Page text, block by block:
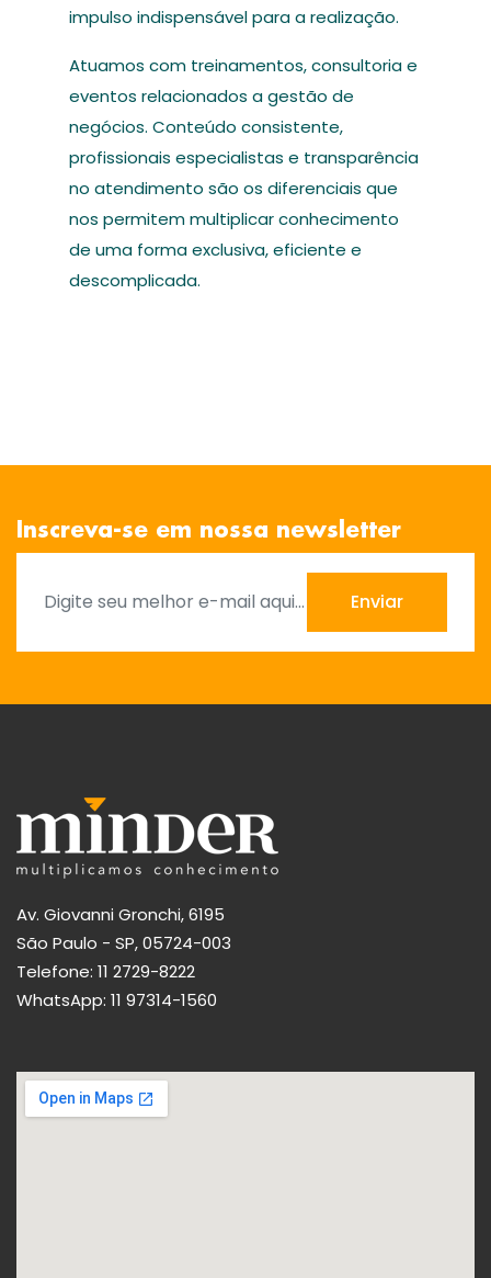
impulso indispensável para a realização.
Atuamos com treinamentos, consultoria e
eventos relacionados a gestão de
negócios. Conteúdo consistente,
profissionais especialistas e transparência
no atendimento são os diferenciais que
nos permitem multiplicar conhecimento
de uma forma exclusiva, eficiente e
descomplicada.
Inscreva-se em nossa newsletter
Enviar
Av. Giovanni Gronchi, 6195
São Paulo - SP, 05724-003
Telefone: 11 2729-8222
WhatsApp: 11 97314-1560